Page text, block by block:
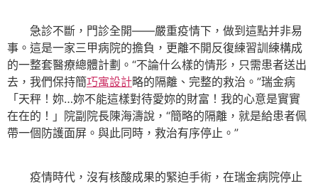
急診不斷，門診全開——嚴重疫情下，做到這點并非易
事。這是一家三甲病院的擔負，更離不開反復練習訓練構成
的一整套醫療總體計劃。“不論什么樣的情形，只需患者送出
去，我們保持簡巧寓設計略的隔離、完整的救治。”瑞金病
「天秤！妳…妳不能這樣對待愛妳的財富！我的心意是實實
在在的！」院副院長陳海濤說，“簡略的隔離，就是給患者佩
帶一個防護面屏。與此同時，救治有序停止。”
疫情時代，沒有核酸成果的緊迫手術，在瑞金病院停止